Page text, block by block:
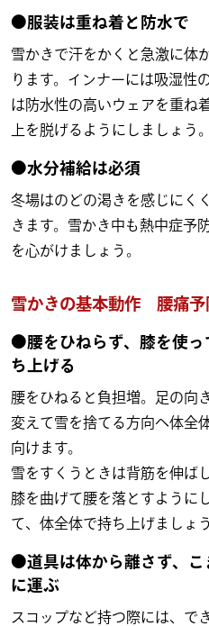
●服装は重ね着と防水で
雪かきで汗をかくと急激に体
ります。インナーには吸湿性
は防水性の高いウェアを重ね
上を脱げるようにしましょう。
●水分補給は必須
冬場はのどの渇きを感じにく
きます。雪かき中も熱中症予
を心がけましょう。
雪かきの基本動作 腰痛予
●腰をひねらず、膝を使っ
ち上げる
腰をひねると負担増。足の向
変えて雪を捨てる方向へ体全
向けます。
雪をすくうときは背筋を伸ばし
膝を曲げて腰を落とすように
て、体全体で持ち上げましょう
●道具は体から離さず、こ
に運ぶ
スコップなど持つ際には、で